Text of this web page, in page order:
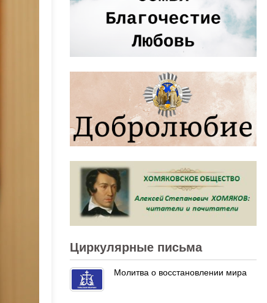
Циркулярные письма
Молитва о восстановлении мира